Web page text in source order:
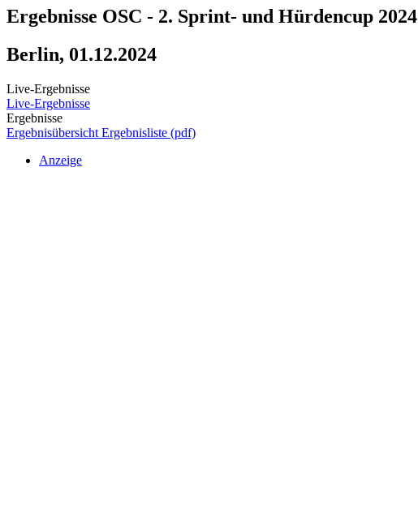
Ergebnisse OSC - 2. Sprint- und Hürdencup 2024
Berlin, 01.12.2024
Live-Ergebnisse
Live-Ergebnisse
Ergebnisse
Ergebnisübersicht Ergebnisliste (pdf)
Anzeige